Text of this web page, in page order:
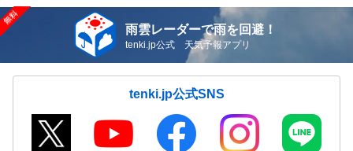
雨雲レーダーで雨を回避！
tenki.jp公式 天気予報アプリ
tenki.jp公式SNS